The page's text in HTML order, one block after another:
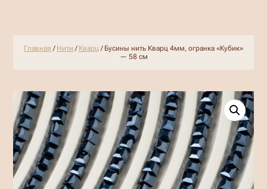
Главная / Нити / Кварц / Бусины нить Кварц 4мм, огранка «Кубик»
— 58 см